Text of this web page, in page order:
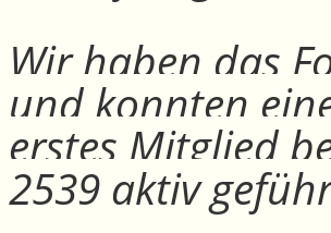
Wir haben das
und konnten
erstes Mitglied
2539 aktiv